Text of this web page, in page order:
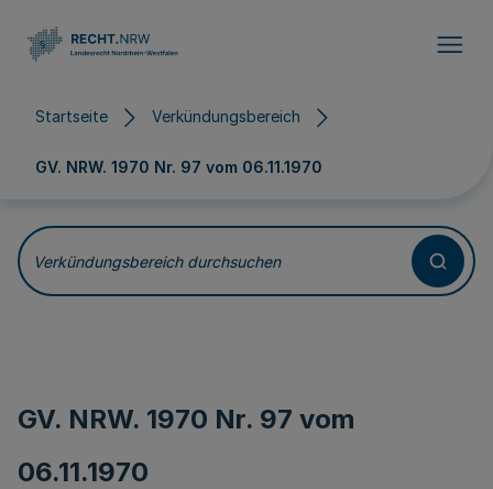
Startseite Verkündungsbereich
GV. NRW. 1970 Nr. 97 vom 06.11.1970
Verkündungsbereich durchsuchen
GV. NRW. 1970 Nr. 97 vom
06.11.1970